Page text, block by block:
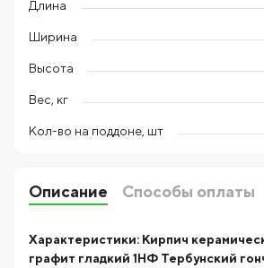
Длина
Ширина
Высота
Вес, кг
Кол-во на поддоне, шт
Описание Способы оплаты
Характеристики: Кирпич
графит гладкий 1НФ Тербунский